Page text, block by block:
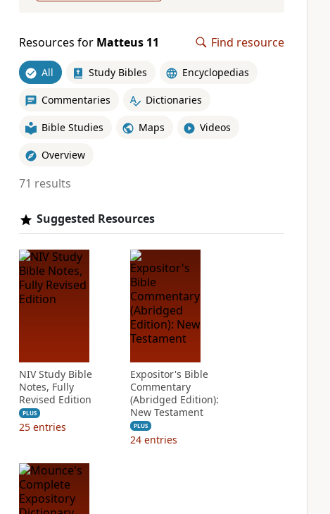
Resources for Matteus 11 Find resource
All Study Bibles Encyclopedias
Commentaries Dictionaries
Bible Studies Maps Videos
Overview
71 results
Suggested Resources
NIV Study Bible
Notes, Fully
Revised Edition
PLUS
25 entries
Expositor's Bible
Commentary
(Abridged Edition):
New Testament
PLUS
24 entries